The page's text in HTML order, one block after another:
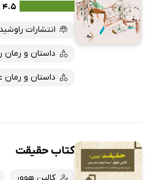
۴.۵
انتشارات راوشید
داستان و رمان
داستان و رمان
کتاب حقیقت
کالین هوور